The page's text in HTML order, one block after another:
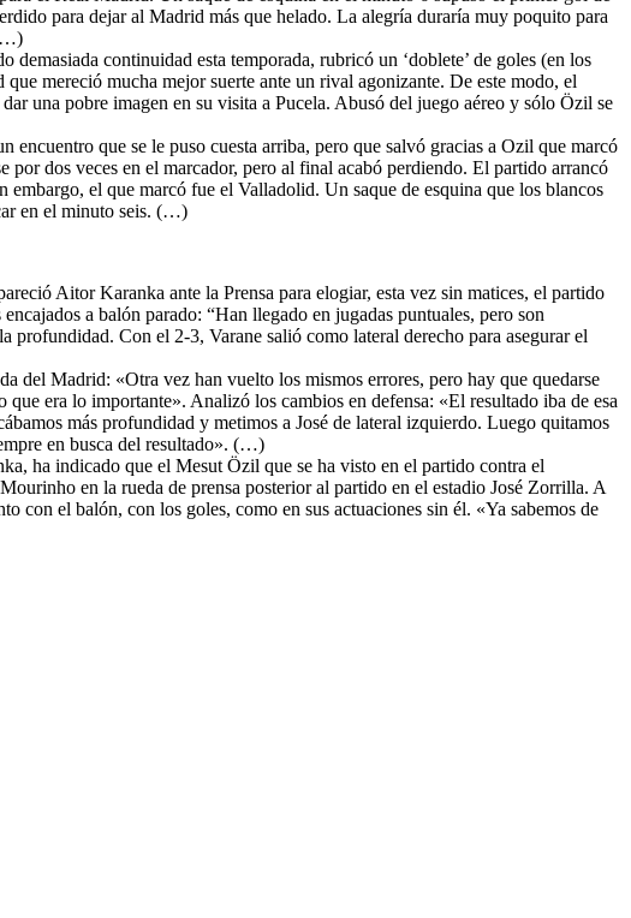
para dejar al Madrid más que helado. La alegría duraría muy poquito para
continuidad esta temporada, rubricó un ‘doblete’ de goles (en los
mereció mucha mejor suerte ante un rival agonizante. De este modo, el
una pobre imagen en su visita a Pucela. Abusó del juego aéreo y sólo Özil se
que se le puso cuesta arriba, pero que salvó gracias a Ozil que marcó
por dos veces en el marcador, pero al final acabó perdiendo. El partido arrancó
el que marcó fue el Valladolid. Un saque de esquina que los blancos
en el minuto seis. (…)
Aitor Karanka ante la Prensa para elogiar, esta vez sin matices, el partido
a balón parado: “Han llegado en jugadas puntuales, pero son
Con el 2-3, Varane salió como lateral derecho para asegurar el
del Madrid: «Otra vez han vuelto los mismos errores, pero hay que quedarse
era lo importante». Analizó los cambios en defensa: «El resultado iba de esa
más profundidad y metimos a José de lateral izquierdo. Luego quitamos
en busca del resultado». (…)
ha indicado que el Mesut Özil que se ha visto en el partido contra el
en la rueda de prensa posterior al partido en el estadio José Zorrilla. A
con el balón, con los goles, como en sus actuaciones sin él. «Ya sabemos de